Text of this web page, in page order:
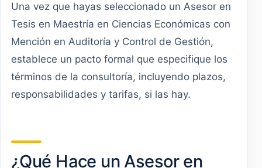
Una vez que hayas seleccionado un Asesor en
Tesis en Maestría en Ciencias Económicas con
Mención en Auditoría y Control de Gestión,
establece un pacto formal que especifique los
términos de la consultoría, incluyendo plazos,
responsabilidades y tarifas, si las hay.
¿Qué Hace un Asesor en